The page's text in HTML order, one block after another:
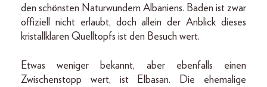
den schönsten Naturwundern Albaniens. Baden ist zwar
offiziell nicht erlaubt, doch allein der Anblick dieses
kristallklaren Quelltopfs ist den Besuch wert.
Etwas weniger bekannt, aber ebenfalls einen
Zwischenstopp wert, ist Elbasan. Die ehemalige